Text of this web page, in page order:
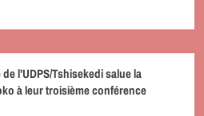
l’UDPS/Tshisekedi salue la
à leur troisième conférence